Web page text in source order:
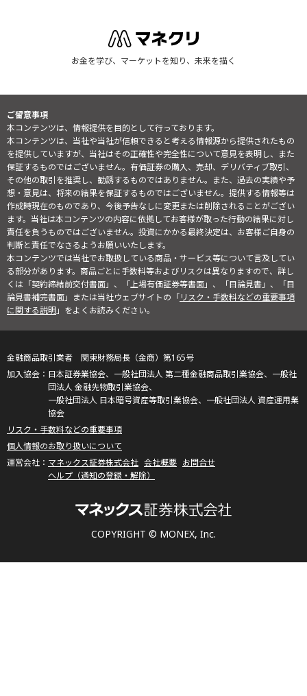
お金を学び、マーケットを知り、未来を描く
ご留意事項
本コンテンツは、情報提供を目的として行っております。
本コンテンツは、当社や当社が信頼できると考える情報源から提供されたもの
を提供していますが、当社はその正確性や完全性について意見を表明し、また
保証するものではございません。有価証券の購入、売却、デリバティブ取引、
その他の取引を推奨し、勧誘するものではありません。また、過去の実績や予
想・意見は、将来の結果を保証するものではございません。提供する情報等は
作成時現在のものであり、今後予告なしに変更または削除されることがござい
ます。当社は本コンテンツの内容に依拠してお客様が取った行動の結果に対し
責任を負うものではございません。投資にかかる最終決定は、お客様ご自身の
判断と責任でなさるようお願いいたします。
本コンテンツでは当社でお取扱している商品・サービス等について言及してい
る部分があります。商品ごとに手数料等およびリスクは異なりますので、詳し
くは「契約締結前交付書面」、「上場有価証券等書面」、「目論見書」、「目
論見書補完書面」または当社ウェブサイトの「リスク・手数料などの重要事項
に関する説明」をよくお読みください。
COPYRIGHT © MONEX, Inc.
金融商品取引業者 関東財務局長（金商）第165号
日本証券業協会、一般社団法人 第二種金融商品取引業協会、一般社
団法人 金融先物取引業協会、
一般社団法人 日本暗号資産等取引業協会、一般社団法人 資産運用業
協会
リスク・手数料などの重要事項
個人情報のお取り扱いについて
マネックス証券株式会社 会社概要 お問合せ
ヘルプ（通知の登録・解除）